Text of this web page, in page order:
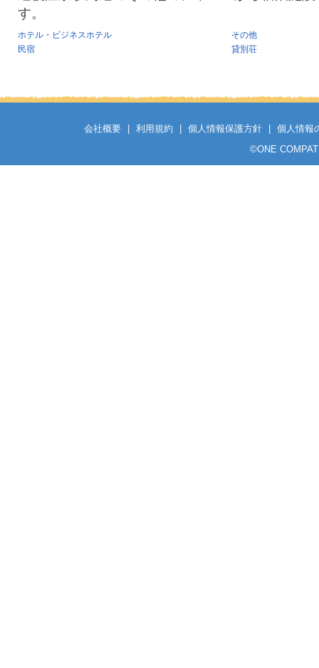
す。
ホテル・ビジネスホテル
その他
民宿
貸別荘
会社概要 利用規約 個人情報保護方針
個人情報
©ONE